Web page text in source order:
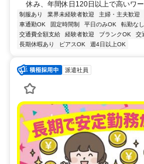
休み、年間休日120日以上で高いワ
制服あり 業界未経験者歓迎 主婦・主夫歓迎
車通勤OK
固定時間制 平日のみOK 転勤なし
交通費全額支給
経験者歓迎 ブランクOK 交
長期休暇あり
ピアスOK 週4日以上OK
派遣社員